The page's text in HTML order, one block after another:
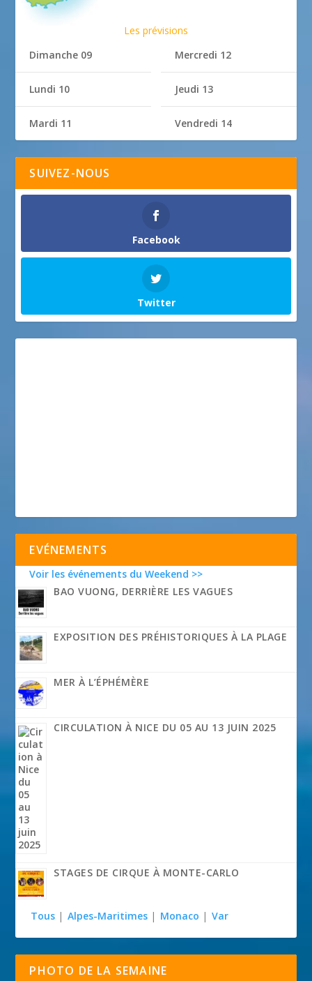
Les prévisions
Dimanche 09
Lundi 10
Mardi 11
Mercredi 12
Jeudi 13
Vendredi 14
SUIVEZ-NOUS
Facebook
Twitter
EVÉNEMENTS
Voir les événements du Weekend >>
BAO VUONG, DERRIÈRE LES VAGUES
EXPOSITION DES PRÉHISTORIQUES À LA PLAGE
MER À L’ÉPHÉMÈRE
CIRCULATION À NICE DU 05 AU 13 JUIN 2025
STAGES DE CIRQUE À MONTE-CARLO
Tous | Alpes-Maritimes | Monaco | Var
PHOTO DE LA SEMAINE